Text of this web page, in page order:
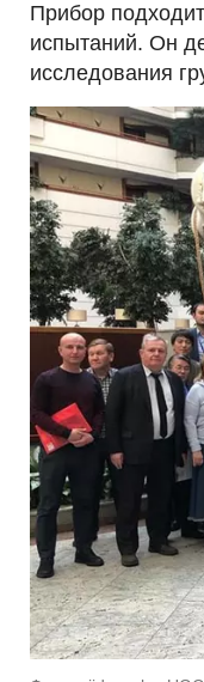
Прибор
испытаний. Он
исследования